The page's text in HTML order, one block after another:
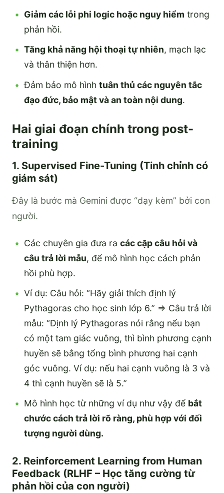
Giảm các lỗi phi logic hoặc nguy hiểm trong
phản hồi.
Tăng khả năng hội thoại tự nhiên, mạch lạc
và thân thiện hơn.
Đảm bảo mô hình tuân thủ các nguyên tắc
đạo đức, bảo mật và an toàn nội dung.
Hai giai đoạn chính trong post-
training
1. Supervised Fine-Tuning (Tinh chỉnh có
giám sát)
Đây là bước mà Gemini được “dạy kèm” bởi con
người.
Các chuyên gia đưa ra các cặp câu hỏi và
câu trả lời mẫu, để mô hình học cách phản
hồi phù hợp.
Ví dụ: Câu hỏi: “Hãy giải thích định lý
Pythagoras cho học sinh lớp 6.” => Câu trả lời
mẫu: “Định lý Pythagoras nói rằng nếu bạn
có một tam giác vuông, thì bình phương cạnh
huyền sẽ bằng tổng bình phương hai cạnh
góc vuông. Ví dụ: nếu hai cạnh vuông là 3 và
4 thì cạnh huyền sẽ là 5.”
Mô hình học từ những ví dụ như vậy để bắt
chước cách trả lời rõ ràng, phù hợp với đối
tượng người dùng.
2. Reinforcement Learning from Human
Feedback (RLHF – Học tăng cường từ
phản hồi của con người)